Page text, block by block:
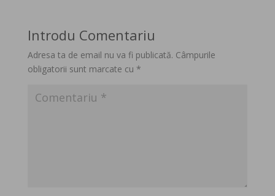
Introdu Comentariu
Adresa ta de email nu va fi publicată. Câmpurile
obligatorii sunt marcate cu *